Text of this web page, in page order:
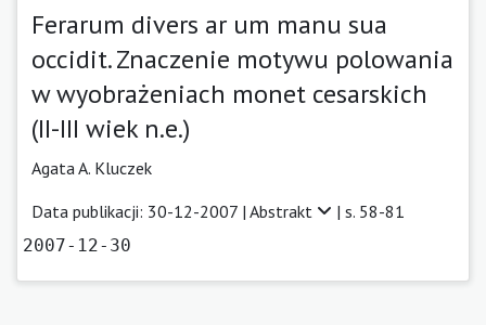
Ferarum divers ar um manu sua
occidit. Znaczenie motywu polowania
w wyobrażeniach monet cesarskich
(II-III wiek n.e.)
Agata A. Kluczek
Data publikacji: 30-12-2007 | Abstrakt | s. 58-81
2007-12-30